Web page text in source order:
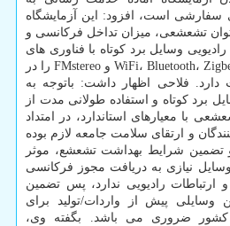
سفارشی است، افزود: این آزمایشگاه
توان تشعشعی، میزان تداخل فرکانسی و
وسایل برد کوتاه با فناوری های
بیسیم نظیر WiFi، Bluetooth، Zigbee، UWB، RFID و FMstereo را در
فلاحی اظهار داشت: باتوجه به
برد کوتاه و استفاده طولانی مدت از
با معیارهای استاندارد، در امتداد
و ارتقای سلامت جامعه لازم بوده
تضمین شرایط بهداشت تشعشع، موثر
وسایل نیازی به دریافت مجوز فرکانسی
ارتباطات رادیویی ندارد، پس تضمین
وسایلی پیش از واردات/تولید برای
ضروری می باشد. بگفته وی،